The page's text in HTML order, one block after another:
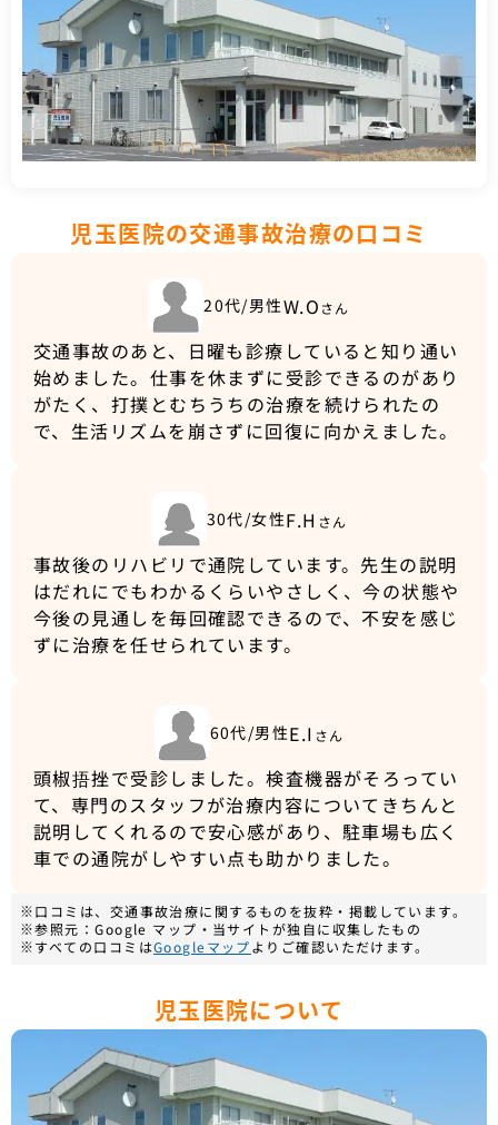
児玉医院の交通事故治療の口コミ
20代/男性W.O さん
交通事故のあと、日曜も診療していると知り通い
始めました。仕事を休まずに受診できるのがあり
がたく、打撲とむちうちの治療を続けられたの
で、生活リズムを崩さずに回復に向かえました。
30代/女性F.H さん
事故後のリハビリで通院しています。先生の説明
はだれにでもわかるくらいやさしく、今の状態や
今後の見通しを毎回確認できるので、不安を感じ
ずに治療を任せられています。
60代/男性E.I さん
頭椒捂挫で受診しました。検査機器がそろってい
て、専門のスタッフが治療内容についてきちんと
説明してくれるので安心感があり、駐車場も広く
車での通院がしやすい点も助かりました。
※口コミは、交通事故治療に関するものを抜粋・掲載しています。
※参照元：Google マップ・当サイトが独自に収集したもの
※すべての口コミはGoogleマップよりご確認いただけます。
児玉医院について